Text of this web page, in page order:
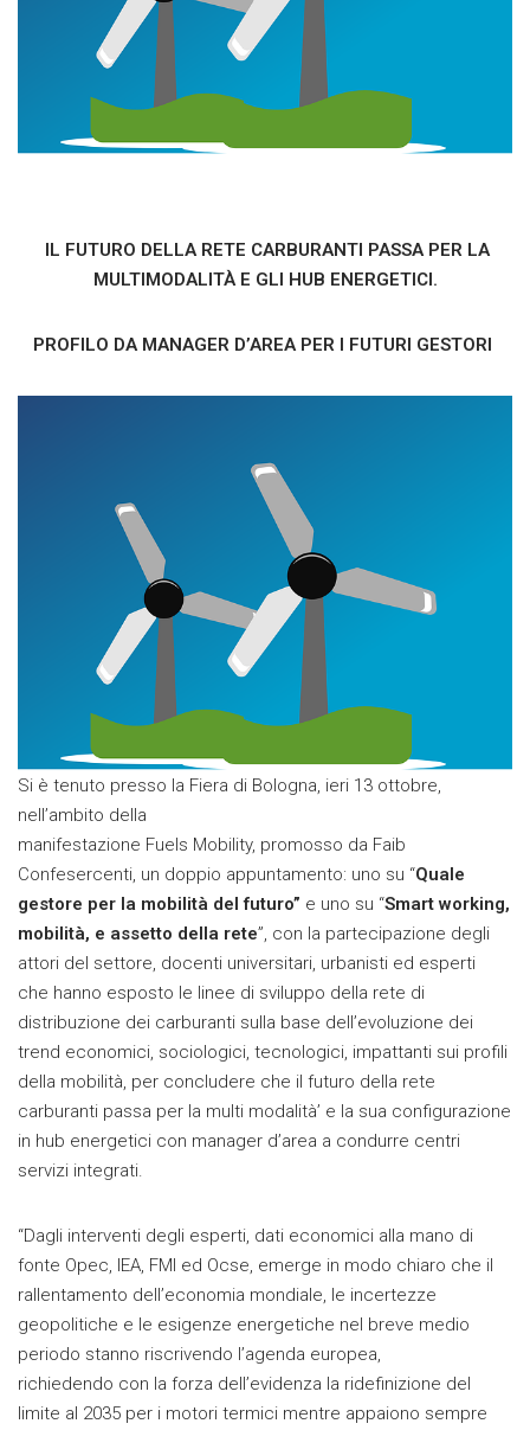
IL FUTURO DELLA RETE CARBURANTI PASSA PER LA
MULTIMODALITÀ E GLI HUB ENERGETICI.
PROFILO DA MANAGER D’AREA PER I FUTURI GESTORI
Si è tenuto presso la Fiera di Bologna, ieri 13 ottobre,
nell’ambito della
manifestazione Fuels Mobility, promosso da Faib
Confesercenti, un doppio appuntamento: uno su “Quale
gestore per la mobilità del futuro” e uno su “Smart working,
mobilità, e assetto della rete”, con la partecipazione degli
attori del settore, docenti universitari, urbanisti ed esperti
che hanno esposto le linee di sviluppo della rete di
distribuzione dei carburanti sulla base dell’evoluzione dei
trend economici, sociologici, tecnologici, impattanti sui profili
della mobilità, per concludere che il futuro della rete
carburanti passa per la multi modalità’ e la sua configurazione
in hub energetici con manager d’area a condurre centri
servizi integrati.
“Dagli interventi degli esperti, dati economici alla mano di
fonte Opec, IEA, FMI ed Ocse, emerge in modo chiaro che il
rallentamento dell’economia mondiale, le incertezze
geopolitiche e le esigenze energetiche nel breve medio
periodo stanno riscrivendo l’agenda europea,
richiedendo con la forza dell’evidenza la ridefinizione del
limite al 2035 per i motori termici mentre appaiono sempre